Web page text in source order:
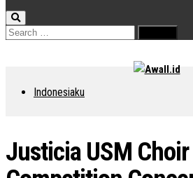
Search
for:
Indonesiaku
Justicia USM